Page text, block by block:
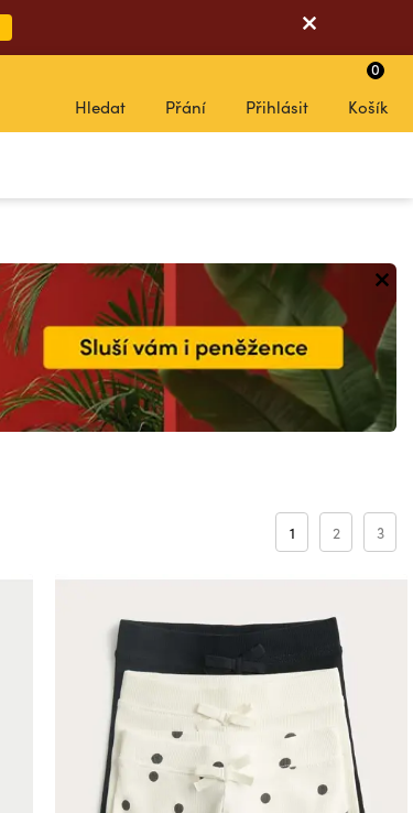
Hledat Přání Přihlásit Košík
0
1 2 3